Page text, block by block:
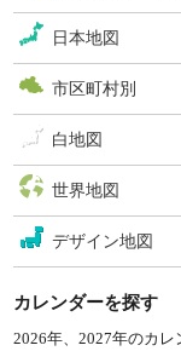
日本地図
市区町村別
白地図
世界地図
デザイン地図
カレンダーを探す
2026年、2027年のカレ